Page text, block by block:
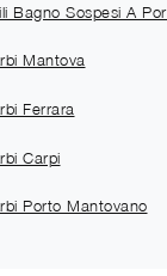
Bagno Sospesi A
Mantova
Ferrara
Carpi
Porto Mantovano